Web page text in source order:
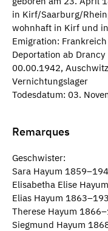
in Kirf/Saarburg/
wohnhaft in Kirf und
Emigration: Frankreich
Deportation ab Drancy
00.00.1942,
Vernichtungslager
Todesdatum: 03.
Remarques
Geschwister:
Sara Hayum
Elisabetha Elise
Elias Hayum
Therese Hayum
Siegmund Hayum